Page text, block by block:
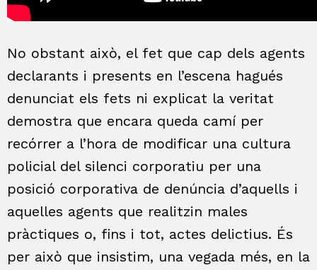
No obstant això, el fet que cap dels agents
declarants i presents en l’escena hagués
denunciat els fets ni explicat la veritat
demostra que encara queda camí per
recórrer a l’hora de modificar una cultura
policial del silenci corporatiu per una
posició corporativa de denúncia d’aquells i
aquelles agents que realitzin males
pràctiques o, fins i tot, actes delictius. És
per això que insistim, una vegada més, en la